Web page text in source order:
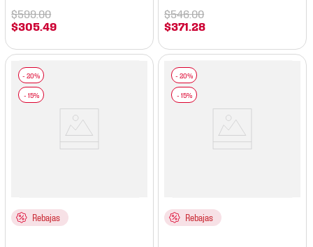
$305 .49
$599.00
$371 .28
$546.00
Rebajas Rebajas